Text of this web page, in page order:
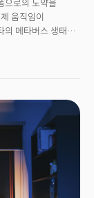
으로의 도약을
움직임이
의 메타버스 생태계
밀하게 살펴보고